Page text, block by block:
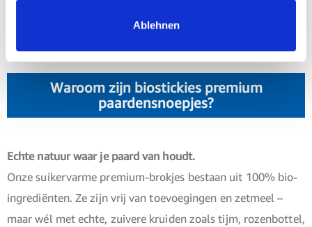
Ablehnen
Natuurlijk, gezond, functioneel – de perfecte beloning voor
Waroom zijn biostickies premium
paardensnoepjes?
Echte natuur waar je paard van houdt.
Onze suikervarme premium-brokjes bestaan uit 100% bio-
ingrediënten. Ze zijn vrij van toevoegingen en zetmeel –
maar wél met echte, zuivere kruiden zoals tijm, rozenbottel,